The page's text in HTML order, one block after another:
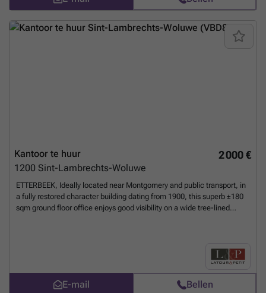
2 000 €
Kantoor te huur
1200 Sint-Lambrechts-Woluwe
ETTERBEEK, Ideally located near Montgomery and public transport, in
a fully restored character building dating from 1900, this superb ±180
sqm ground floor office enjoys good visibility on a wide tree-lined
completes the ensemble, ideal for the daily comfort of your team.
Common charges: €420/month (including heating). Small cellar.
Property tax & office tax payable by the tenant. A rare opportunity
combining character, visibility and accessibility in a sought-after area
E-mail Bellen